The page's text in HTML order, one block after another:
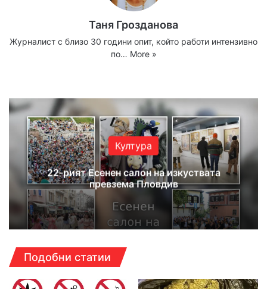
Таня Грозданова
Журналист с близо 30 години опит, който работи интензивно
по… More »
Култура
22-рият Есенен салон на изкуствата
превзема Пловдив
Подобни статии